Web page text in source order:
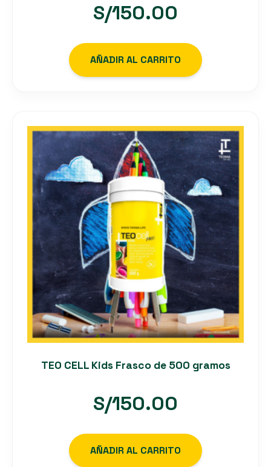
S/150.00
AÑADIR AL CARRITO
TEO CELL Kids Frasco de 500 gramos
S/150.00
AÑADIR AL CARRITO